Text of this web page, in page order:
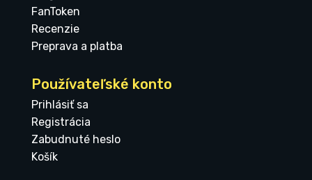
FanToken
Recenzie
Preprava a platba
Používateľské konto
Prihlásiť sa
Registrácia
Zabudnuté heslo
Košík